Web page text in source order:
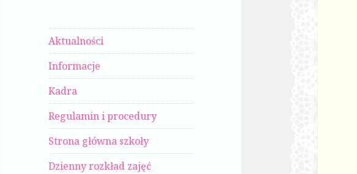
Aktualności
Informacje
Kadra
Regulamin i procedury
Strona główna szkoły
Dzienny rozkład zajęć